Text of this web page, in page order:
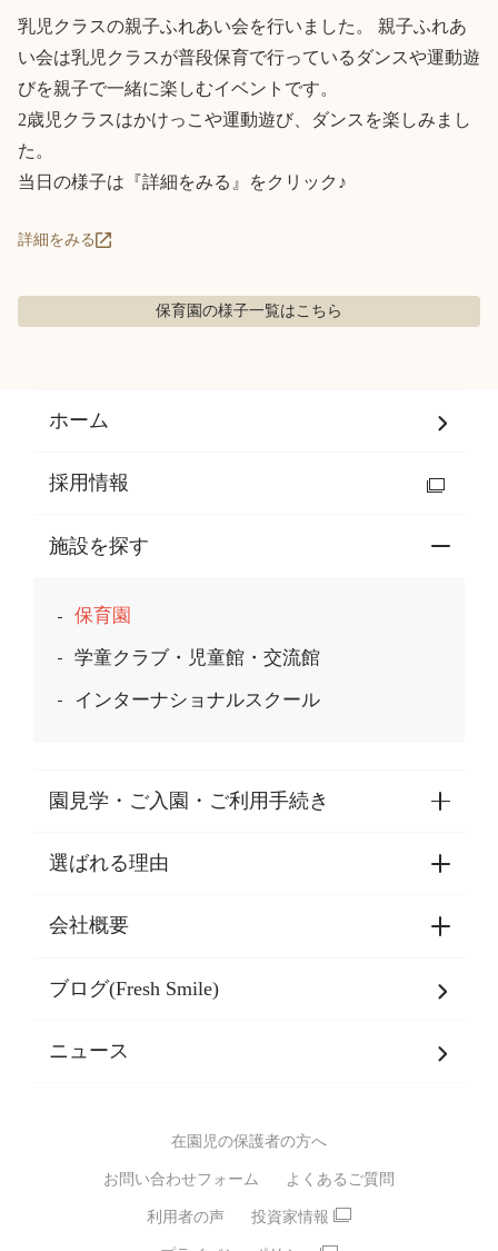
乳児クラスの親子ふれあい会を行いました。 親子ふれあ
い会は乳児クラスが普段保育で行っているダンスや運動遊
びを親子で一緒に楽しむイベントです。
2歳児クラスはかけっこや運動遊び、ダンスを楽しみまし
た。
当日の様子は『詳細をみる』をクリック♪
詳細をみる
保育園の様子一覧はこちら
ホーム
採用情報
施設を探す
保育園
学童クラブ・児童館・交流館
インターナショナルスクール
園見学・ご入園・ご利用手続き
園見学・ご入園・ご利用手続き
東京都認証保育所空き状況
選ばれる理由
選ばれる理由一覧
乳児期・幼児期・
バイリンガル保育園
スポーツ保育園
モンテッソーリ式保育園
STEAMS保育・学童
えいご
会社概要
会社概要
SDGsについて
ブログ(Fresh Smile)
ニュース
在園児の保護者の方へ
お問い合わせフォーム よくあるご質問
利用者の声 投資家情報